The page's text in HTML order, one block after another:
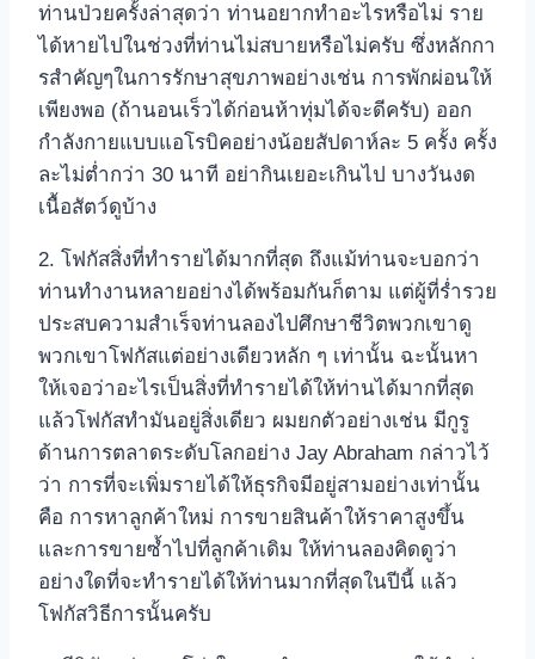
ท่านป่วยครั้งล่าสุดว่า ท่านอยากทำอะไรหรือไม่ ราย
ได้หายไปในช่วงที่ท่านไม่สบายหรือไม่ครับ ซึ่งหลักกา
รสำคัญๆในการรักษาสุขภาพอย่างเช่น การพักผ่อนให้
เพียงพอ (ถ้านอนเร็วได้ก่อนห้าทุ่มได้จะดีครับ) ออก
กำลังกายแบบแอโรบิคอย่างน้อยสัปดาห์ละ 5 ครั้ง ครั้ง
ละไม่ต่ำกว่า 30 นาที อย่ากินเยอะเกินไป บางวันงด
เนื้อสัตว์ดูบ้าง
2. โฟกัสสิ่งที่ทำรายได้มากที่สุด ถึงแม้ท่านจะบอกว่า
ท่านทำงานหลายอย่างได้พร้อมกันก็ตาม แต่ผู้ที่ร่ำรวย
ประสบความสำเร็จท่านลองไปศึกษาชีวิตพวกเขาดู
พวกเขาโฟกัสแต่อย่างเดียวหลัก ๆ เท่านั้น ฉะนั้นหา
ให้เจอว่าอะไรเป็นสิ่งที่ทำรายได้ให้ท่านได้มากที่สุด
แล้วโฟกัสทำมันอยู่สิ่งเดียว ผมยกตัวอย่างเช่น มีกูรู
ด้านการตลาดระดับโลกอย่าง Jay Abraham กล่าวไว้
ว่า การที่จะเพิ่มรายได้ให้ธุรกิจมีอยู่สามอย่างเท่านั้น
คือ การหาลูกค้าใหม่ การขายสินค้าให้ราคาสูงขึ้น
และการขายซ้ำไปที่ลูกค้าเดิม ให้ท่านลองคิดดูว่า
อย่างใดที่จะทำรายได้ให้ท่านมากที่สุดในปีนี้ แล้ว
โฟกัสวิธีการนั้นครับ